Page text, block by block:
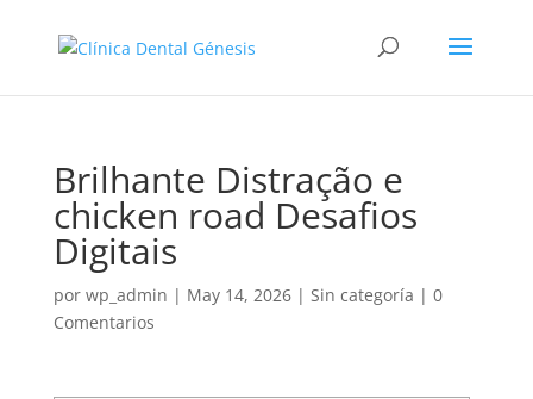
Brilhante Distração e
chicken road Desafios
Digitais
por wp_admin | May 14, 2026| Sin categoría | 0
Comentarios